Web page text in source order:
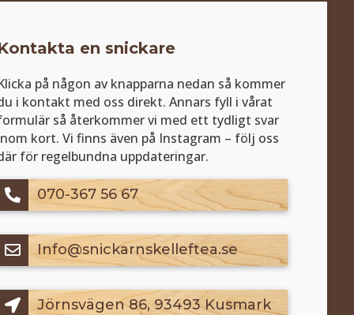
en snickare
på någon av knapparna nedan så kommer
i kontakt med oss direkt. Annars fyll i vårat
så återkommer vi med ett tydligt svar
kort. Vi finns även på Instagram – följ oss
för regelbundna uppdateringar.
 070-367 56 67
 Info@snickarnskelleftea.se
 Jörnsvägen 86, 93493 Kusmark